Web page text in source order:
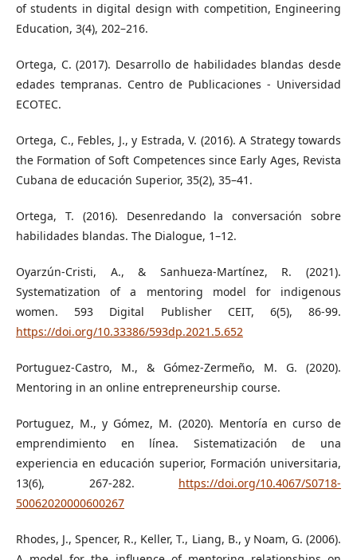
of students in digital design with competition, Engineering
Education, 3(4), 202–216.
Ortega, C. (2017). Desarrollo de habilidades blandas desde
edades tempranas. Centro de Publicaciones - Universidad
ECOTEC.
Ortega, C., Febles, J., y Estrada, V. (2016). A Strategy towards
the Formation of Soft Competences since Early Ages, Revista
Cubana de educación Superior, 35(2), 35–41.
Ortega, T. (2016). Desenredando la conversación sobre
habilidades blandas. The Dialogue, 1–12.
Oyarzún-Cristi, A., & Sanhueza-Martínez, R. (2021).
Systematization of a mentoring model for indigenous
women. 593 Digital Publisher CEIT, 6(5), 86-99.
https://doi.org/10.33386/593dp.2021.5.652
Portuguez-Castro, M., & Gómez-Zermeño, M. G. (2020).
Mentoring in an online entrepreneurship course.
Portuguez, M., y Gómez, M. (2020). Mentoría en curso de
emprendimiento en línea. Sistematización de una
experiencia en educación superior, Formación universitaria,
13(6), 267-282. https://doi.org/10.4067/S0718-
50062020000600267
Rhodes, J., Spencer, R., Keller, T., Liang, B., y Noam, G. (2006).